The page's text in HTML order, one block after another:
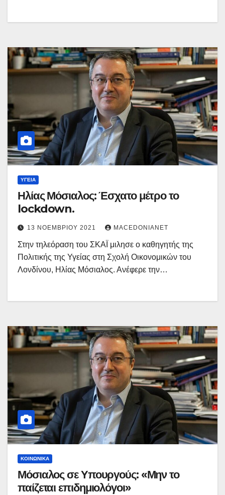
ΥΓΕΊΑ
Ηλίας Μόσιαλος: Έσχατο μέτρο το
lockdown.
13 ΝΟΕΜΒΡΊΟΥ 2021 MACEDONIANET
Στην τηλεόραση του ΣΚΑΪ μιλησε ο καθηγητής της
Πολιτικής της Υγείας στη Σχολή Οικονομικών του
Λονδίνου, Ηλίας Μόσιαλος. Ανέφερε την…
ΚΟΙΝΩΝΙΚΆ
Μόσιαλος σε Υπουργούς: «Μην το
παίζεται επιδημιολόγοι»